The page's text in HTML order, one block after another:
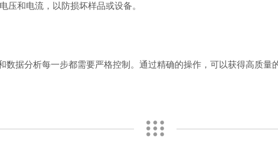
压和电流，以防损坏样品或设备。
据分析每一步都需要严格控制。通过精确的操作，可以获得高质量